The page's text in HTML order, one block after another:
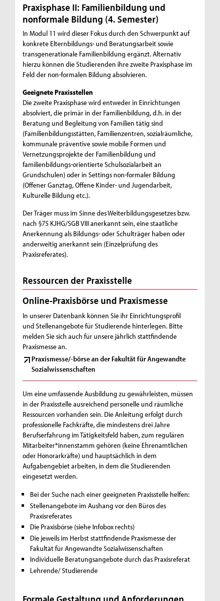
Praxisphase II: Familienbildung und
nonformale Bildung (4. Semester)
In Modul 11 wird dieser Fokus durch den Schwerpunkt auf
konkrete Elternbildungs- und Beratungsarbeit sowie
transgenerationale Familienbildung ergänzt. Alternativ
hierzu können die Studierenden ihre zweite Praxisphase im
Feld der non-formalen Bildung absolvieren.
Geeignete Praxisstellen
Die zweite Praxisphase wird entweder in Einrichtungen
absolviert, die primär in der Familienbildung, d.h. in der
Beratung und Begleitung von Familien tätig sind
(Familienbildungsstätten, Familienzentren, sozialräumliche,
kommunale präventive sowie mobile Formen und
Vernetzungsprojekte der Familienbildung und
familienbildungs-orientierte Schulsozialarbeit an
Grundschulen) oder in Settings non-formaler Bildung
(Offener Ganztag, Offene Kinder- und Jugendarbeit,
Kulturelle Bildung etc.).
Der Träger muss im Sinne des Weiterbildungsgesetzes bzw.
nach §75 KJHG/SGB VIII anerkannt sein, eine staatliche
Anerkennung als Bildungs- oder Schulträger haben oder
anderweitig anerkannt sein (Einzelprüfung des
Praxisreferates).
Ressourcen der Praxisstelle
Online-Praxisbörse und Praxismesse
In unserer Datenbank können Sie ihr Einrichtungsprofil
und Stellenangebote für Studierende hinterlegen. Bitte
melden Sie sich auch für unsere jährlich stattfindende
Praxismesse an.
Praxismesse/-börse an der Fakultät für Angewandte
Sozialwissenschaften
Um eine umfassende Ausbildung zu gewährleisten, müssen
in der Praxisstelle ausreichend personelle und räumliche
Ressourcen vorhanden sein. Die Anleitung erfolgt durch
professionelle Fachkräfte, die mindestens drei Jahre
Berufserfahrung im Tätigkeitsfeld haben, zum regulären
Mitarbeiter*innenstamm gehören (keine Ehrenamtlichen
oder Honorarkräfte) und hauptsächlich in dem
Aufgabengebiet arbeiten, in dem die Studierenden
eingesetzt werden.
Bei der Suche nach einer geeigneten Praxisstelle helfen:
Stellenangebote im Aushang vor den Büros des
Praxisreferates
Die Praxisbörse (siehe Infobox rechts)
Die jeweils im Herbst stattfindende Praxismesse der
Fakultät für Angewandte Sozialwissenschaften
Individuelle Beratungsangebote durch das Praxisreferat
Lehrende/ Studierende